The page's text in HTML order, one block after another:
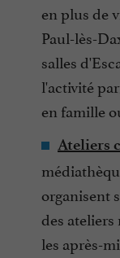
en plus de
Paul-lès-
salles
l'activité
en famille
Ateliers
organisent
des
les après-